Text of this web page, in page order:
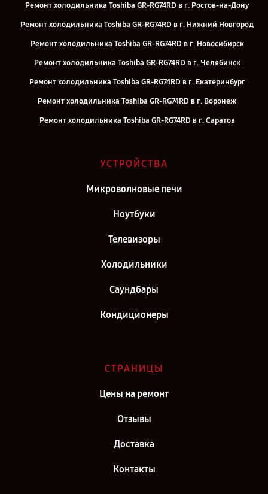
Ремонт холодильника Toshiba GR-RG74RD в г. Ростов-на-Дону
Ремонт холодильника Toshiba GR-RG74RD в г. Нижний Новгород
Ремонт холодильника Toshiba GR-RG74RD в г. Новосибирск
Ремонт холодильника Toshiba GR-RG74RD в г. Челябинск
Ремонт холодильника Toshiba GR-RG74RD в г. Екатеринбург
Ремонт холодильника Toshiba GR-RG74RD в г. Воронеж
Ремонт холодильника Toshiba GR-RG74RD в г. Саратов
Ремонт холодильника Toshiba GR-RG74RD в г. Киров
Ремонт холодильника Toshiba GR-RG74RD в г. Санкт-Петербург
УСТРОЙСТВА
Микроволновые печи
Ноутбуки
Телевизоры
Холодильники
Саундбары
Кондиционеры
СТРАНИЦЫ
Цены на ремонт
Отзывы
Доставка
Контакты